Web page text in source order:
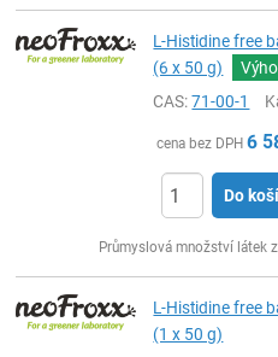
L-Histidine free
(6 x 50 g)
CAS:71-00-1
cena bez DPH 6
Do
Průmyslová množství látek
L-Histidine free
(1 x 50 g)